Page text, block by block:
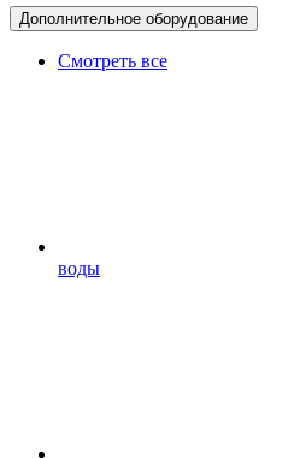
Дополнительное оборудование
Смотреть все
воды